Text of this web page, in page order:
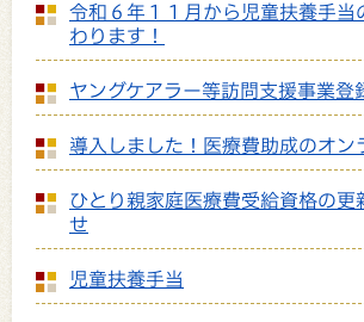
令和６年１１月から児童扶養手当
わります！
ヤングケアラー等訪問支援事業登
導入しました！医療費助成のオン
ひとり親家庭医療費受給資格の更
せ
児童扶養手当